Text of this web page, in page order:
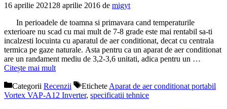
16 aprilie 2021 28 aprilie 2016 de migyt
In perioadele de toamna si primavara cand temperaturile
exterioare nu scad cu mai mult de 7-8 grade este mai rentabil sa-ti
incalzesti locuinta cu aparatul de aer conditionat, decat cu centrala
termica pe gaze naturale. Asta pentru ca un aparat de aer conditionat
are un randament mediu de 3,2-3,6 unitati, adica pentru un …
Citește mai mult
Categorii Recenzii Etichete Aparat de aer conditionat portabil
Vortex VAP-A12 Inverter, specificatii tehnice